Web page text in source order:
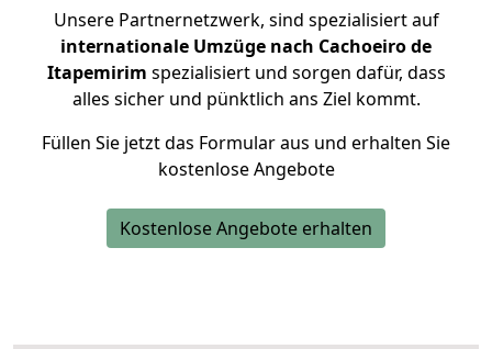
Unsere Partnernetzwerk, sind spezialisiert auf
internationale Umzüge nach Cachoeiro de
Itapemirim spezialisiert und sorgen dafür, dass
alles sicher und pünktlich ans Ziel kommt.
Füllen Sie jetzt das Formular aus und erhalten Sie
kostenlose Angebote
Kostenlose Angebote erhalten